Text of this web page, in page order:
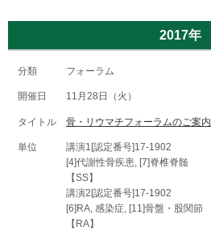
2017年
フォーラム
11月28日（火）
骨・リウマチフォーラムのご案内
講演1[認定番号]17-1902
[4]代謝性骨疾患, [7]脊椎脊髄
【SS】
講演2[認定番号]17-1902
[6]RA, 感染症, [11]骨盤・股関節
【RA】